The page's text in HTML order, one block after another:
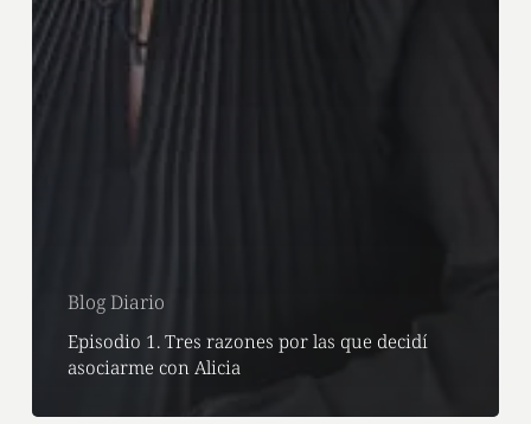
Blog Diario
Episodio 1. Tres razones por las que decidí
asociarme con Alicia